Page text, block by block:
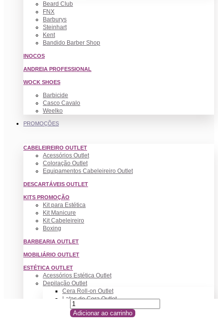
Beard Club
FNX
Barburys
Steinhart
Kent
Bandido Barber Shop
INOCOS
ANDREIA PROFESSIONAL
WOCK SHOES
Barbicide
Casco Cavalo
Weelko
PROMOÇÕES
CABELEIREIRO OUTLET
Acessórios Outlet
Coloração Outlet
Equipamentos Cabeleireiro Outlet
DESCARTÁVEIS OUTLET
KITS PROMOÇÃO
Kit para Estética
Kit Manicure
Kit Cabeleireiro
Boxing
BARBEARIA OUTLET
MOBILIÁRIO OUTLET
ESTÉTICA OUTLET
Acessórios Estética Outlet
Depilação Outlet
Cera Roll-on Outlet
Latas de Cera Outlet
Complementos Depilação
Adicionar ao carrinho